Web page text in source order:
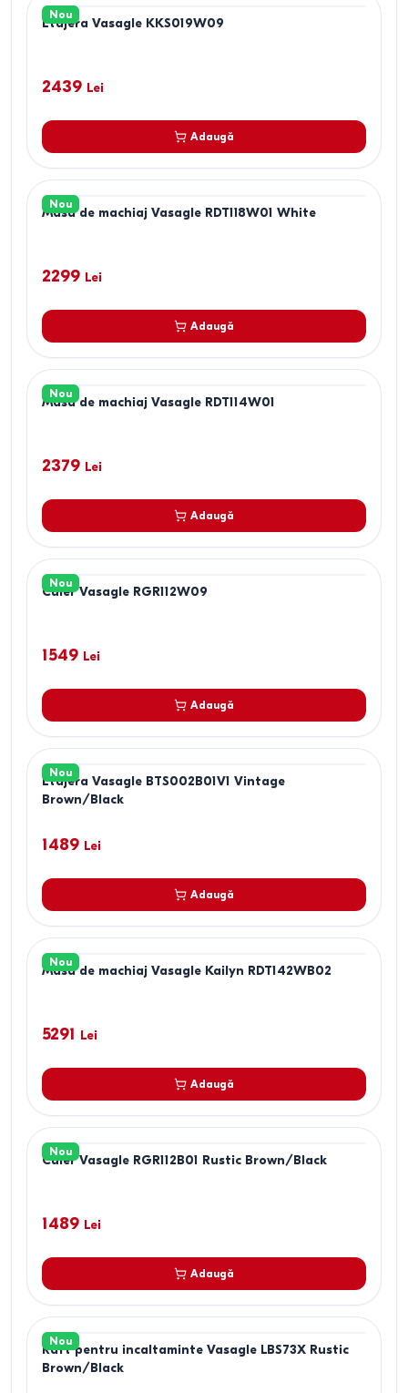
Nou
Etajera Vasagle KKS019W09
2439 Lei
Adaugă
Nou
Masa de machiaj Vasagle RDT118W01 White
2299 Lei
Adaugă
Nou
Masa de machiaj Vasagle RDT114W01
2379 Lei
Adaugă
Nou
Cuier Vasagle RGR112W09
1549 Lei
Adaugă
Nou
Etajera Vasagle BTS002B01V1 Vintage
Brown/Black
1489 Lei
Adaugă
Nou
Masa de machiaj Vasagle Kailyn RDT142WB02
5291 Lei
Adaugă
Nou
Cuier Vasagle RGR112B01 Rustic Brown/Black
1489 Lei
Adaugă
Nou
Raft pentru incaltaminte Vasagle LBS73X Rustic
Brown/Black